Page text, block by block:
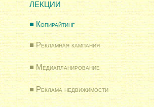
ЛЕКЦИИ
■ Копирайтинг
■Рекламная кампания
■ Медиапланирование
■ Реклама недвижимости